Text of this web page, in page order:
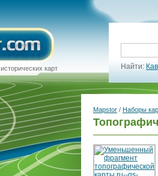
исторических карт Найти:
Mapstor / Наборы